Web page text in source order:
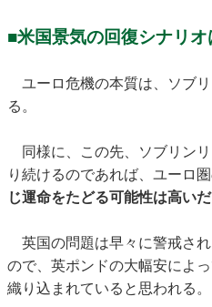
■米国景気の回復シナリ
ユーロ危機の本質は、ソブ
る。
同様に、この先、ソブリン
り続けるのであれば、ユーロ圏
じ運命をたどる可能性は高いだ
英国の問題は早々に警戒さ
ので、英ポンドの大幅安によ
織り込まれていると思われる。